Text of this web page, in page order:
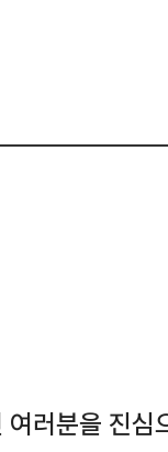
러분을 진심